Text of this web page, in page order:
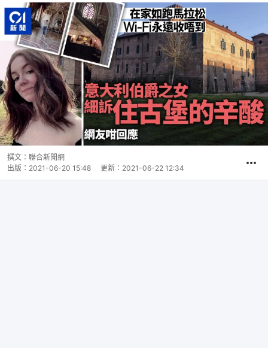
撰文： 聯合新聞網
出版： 2021-06-20 15:48 更新： 2021-06-22 12:34